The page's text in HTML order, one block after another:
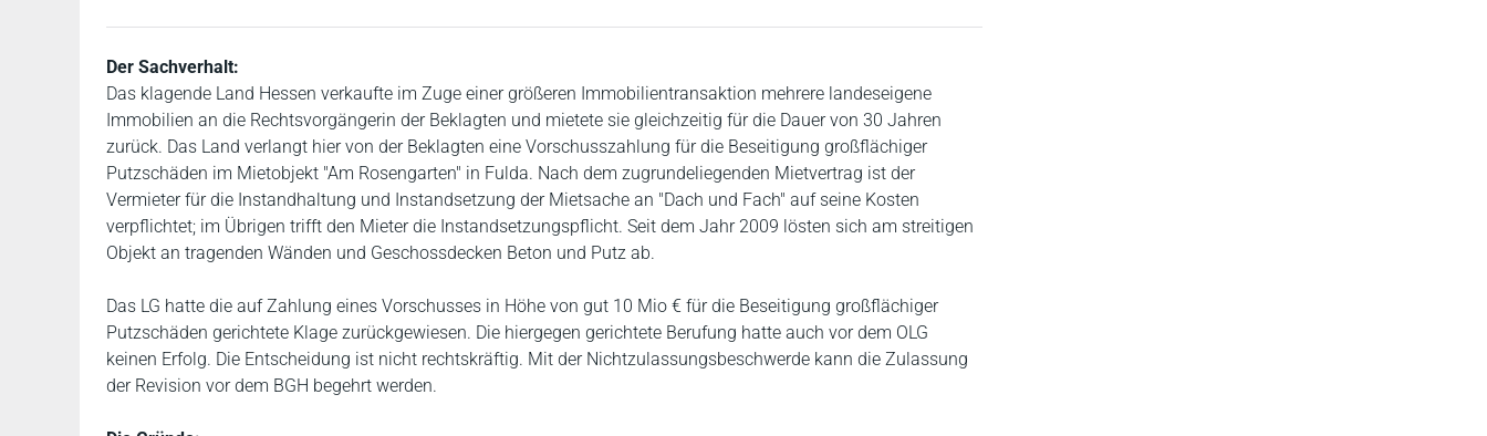
Der Sachverhalt:
Das klagende Land Hessen verkaufte im Zuge einer größeren Immobilientransaktion mehrere landeseigene
Immobilien an die Rechtsvorgängerin der Beklagten und mietete sie gleichzeitig für die Dauer von 30 Jahren
zurück. Das Land verlangt hier von der Beklagten eine Vorschusszahlung für die Beseitigung großflächiger
Putzschäden im Mietobjekt "Am Rosengarten" in Fulda. Nach dem zugrundeliegenden Mietvertrag ist der
Vermieter für die Instandhaltung und Instandsetzung der Mietsache an "Dach und Fach" auf seine Kosten
verpflichtet; im Übrigen trifft den Mieter die Instandsetzungspflicht. Seit dem Jahr 2009 lösten sich am streitigen
Objekt an tragenden Wänden und Geschossdecken Beton und Putz ab.
Das LG hatte die auf Zahlung eines Vorschusses in Höhe von gut 10 Mio € für die Beseitigung großflächiger
Putzschäden gerichtete Klage zurückgewiesen. Die hiergegen gerichtete Berufung hatte auch vor dem OLG
keinen Erfolg. Die Entscheidung ist nicht rechtskräftig. Mit der Nichtzulassungsbeschwerde kann die Zulassung
der Revision vor dem BGH begehrt werden.